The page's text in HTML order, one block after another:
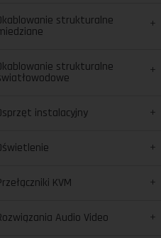
strukturalne
strukturalne
instalacyjny
KVM
Audio Video